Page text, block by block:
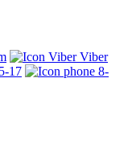
Viber
17
8-